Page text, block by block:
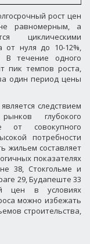
рост цен
равномерным, а
циклическими
от нуля до 10-12%,
В течение одного
пик темпов роста,
один период цены
следствием
глубокого
от совокупного
потребности
жильем составляет
показателях
38, Стокгольме и
29, Будапеште 33
цен в условиях
можно избежать
строительства,